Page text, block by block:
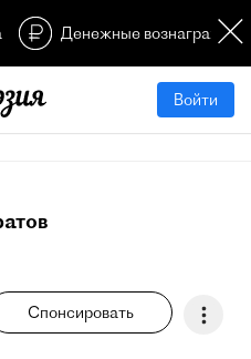
Денежные
Войти
Спонсировать